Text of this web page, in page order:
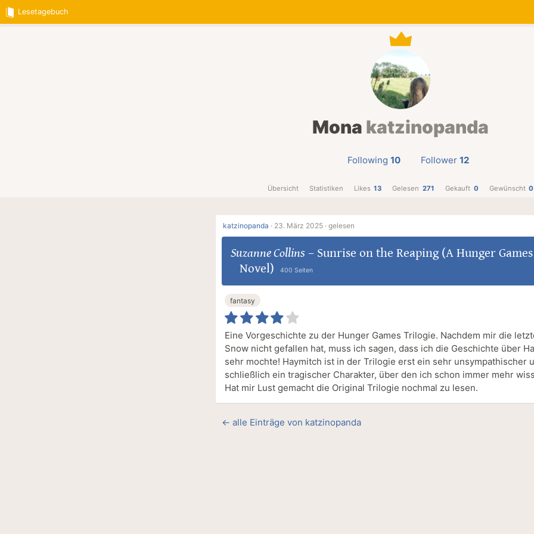
Lesetagebuch
Mona katzinopanda
Following 10 Follower 12
Übersicht Statistiken Likes 13 Gelesen 271 Gekauft 0 Gewünscht 0
katzinopanda · 23. März 2025 · gelesen
Suzanne Collins – Sunrise on the Reaping (A Hunger Games
Novel)
400 Seiten
fantasy
Eine Vorgeschichte zu der Hunger Games Trilogie. Nachdem mir die
Snow nicht gefallen hat, muss ich sagen, dass ich die Geschichte über
sehr mochte! Haymitch ist in der Trilogie erst ein sehr unsympathischer
schließlich ein tragischer Charakter, über den ich schon immer mehr
Hat mir Lust gemacht die Original Trilogie nochmal zu lesen.
← alle Einträge von katzinopanda